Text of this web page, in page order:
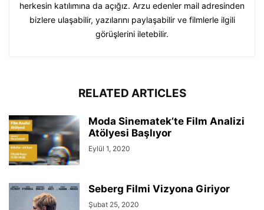
herkesin katılımına da açığız. Arzu edenler mail adresinden
bizlere ulaşabilir, yazılarını paylaşabilir ve filmlerle ilgili
görüşlerini iletebilir.
RELATED ARTICLES
Moda Sinematek’te Film Analizi
Atölyesi Başlıyor
Eylül 1, 2020
Seberg Filmi Vizyona Giriyor
Şubat 25, 2020